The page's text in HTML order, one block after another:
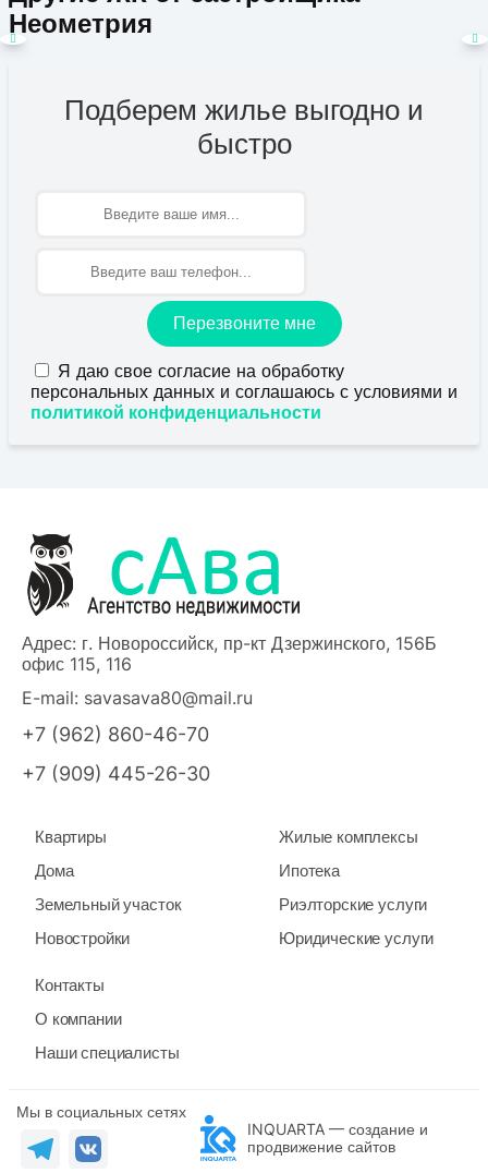
Неометрия
Подберем жилье выгодно и
быстро
Перезвоните мне
Я даю свое согласие на обработку
персональных данных и соглашаюсь с условиями и
политикой конфиденциальности
Адрес: г. Новороссийск, пр-кт Дзержинского, 156Б
офис 115, 116
E-mail: savasava80@mail.ru
+7 (962) 860-46-70
+7 (909) 445-26-30
Квартиры
Дома
Земельный участок
Новостройки
Жилые комплексы
Ипотека
Риэлторские услуги
Юридические услуги
Контакты
О компании
Наши специалисты
Мы в социальных сетях
INQUARTA — создание и
продвижение сайтов